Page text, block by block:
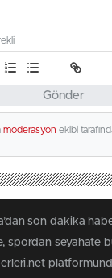
Gönder
moderasyon ekibi
son dakika
spordan seyahate